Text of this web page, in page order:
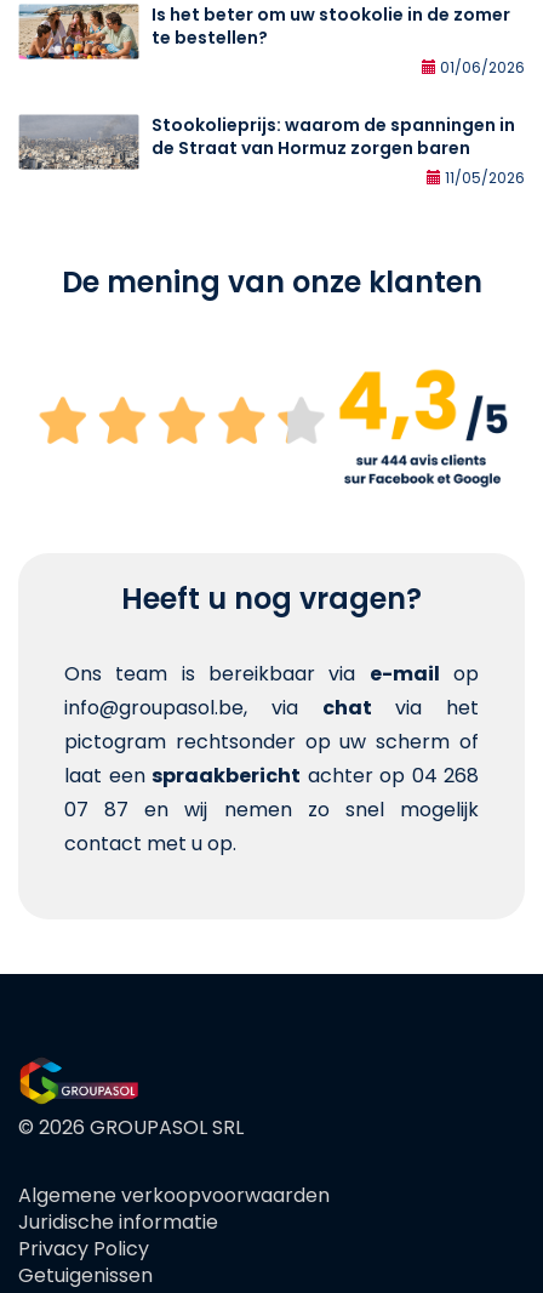
Is het beter om uw stookolie in de zomer
te bestellen?
01/06/2026
Stookolieprijs: waarom de spanningen in
de Straat van Hormuz zorgen baren
11/05/2026
De mening van onze klanten
Heeft u nog vragen?
Ons team is bereikbaar via e-mail op
info@groupasol.be, via chat via het
pictogram rechtsonder op uw scherm of
laat een spraakbericht achter op 04 268
07 87 en wij nemen zo snel mogelijk
contact met u op.
© 2026 GROUPASOL SRL
FOOTER
MENU
Algemene verkoopvoorwaarden
Juridische informatie
Privacy Policy
Getuigenissen